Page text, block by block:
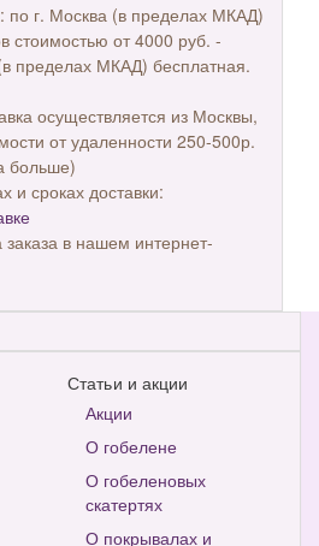
по г. Москва (в пределах МКАД)
стоимостью от 4000 руб. -
пределах МКАД) бесплатная.
осуществляется из Москвы,
от удаленности 250-500р.
больше)
и сроках доставки:
в нашем интернет-
Статьи и акции
Акции
О гобелене
О гобеленовых
скатертях
О покрывалах и